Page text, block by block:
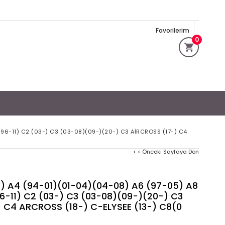
0
Favorilerim
11) C2 (03-) C3 (03-08)(09-)(20-) C3 AİRCROSS (17-) C4
< < Önceki Sayfaya Dön
A4 (94-01)(01-04)(04-08) A6 (97-05) A8
11) C2 (03-) C3 (03-08)(09-)(20-) C3
ARCROSS (18-) C-ELYSEE (13-) C8(0